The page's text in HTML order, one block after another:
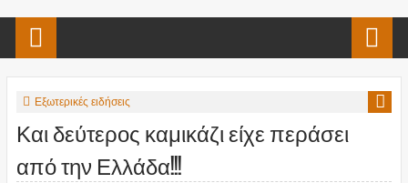
Εξωτερικές ειδήσεις
Και δεύτερος καμικάζι είχε περάσει
από την Ελλάδα!!!